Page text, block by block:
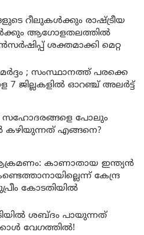
റീലുകൾക്കും രാഷ്ട്രീയ
ആഗോളതലത്തിൽ
ശക്തമാക്കി മെറ്റ
; സംസ്ഥാനത്ത് പരക്കെ
7 ജില്ലകളിൽ ഓറഞ്ച് അലർട്ട്
സഹോദരങ്ങളെ പോലും
കഴിയുന്നത് എങ്ങനെ?
കാണാതായ ഇന്ത്യൻ
കേന്ദ്ര
കോടതിയിൽ
ശബ്ദം പായുന്നത്
വേഗത്തിൽ!